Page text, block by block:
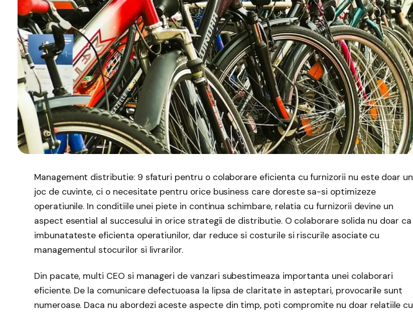
Management distributie: 9 sfaturi pentru o colaborare eficienta cu furnizorii nu este doar un
joc de cuvinte, ci o necesitate pentru orice business care doreste sa-si optimizeze
operatiunile. In conditiile unei piete in continua schimbare, relatia cu furnizorii devine un
aspect esential al succesului in orice strategii de distributie. O colaborare solida nu doar ca
imbunatateste eficienta operatiunilor, dar reduce si costurile si riscurile asociate cu
managementul stocurilor si livrarilor.
Din pacate, multi CEO si manageri de vanzari subestimeaza importanta unei colaborari
eficiente. De la comunicare defectuoasa la lipsa de claritate in asteptari, provocarile sunt
numeroase. Daca nu abordezi aceste aspecte din timp, poti compromite nu doar relatiile cu